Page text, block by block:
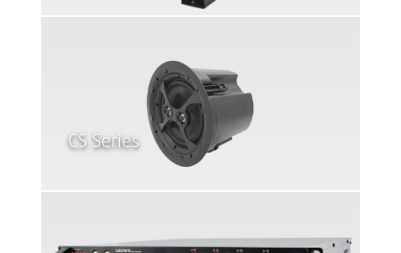
CS Series